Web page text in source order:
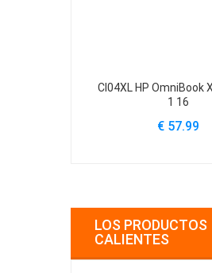
CI04XL HP OmniBook
1 16
€ 57.99
LOS PRODUCTOS
CALIENTES